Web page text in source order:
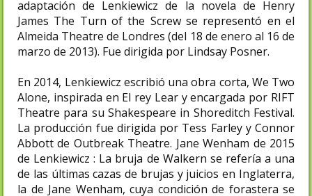
adaptación de Lenkiewicz de la novela de Henry
James The Turn of the Screw se representó en el
Almeida Theatre de Londres (del 18 de enero al 16 de
marzo de 2013). Fue dirigida por Lindsay Posner.
En 2014, Lenkiewicz escribió una obra corta, We Two
Alone, inspirada en El rey Lear y encargada por RIFT
Theatre para su Shakespeare in Shoreditch Festival.
La producción fue dirigida por Tess Farley y Connor
Abbott de Outbreak Theatre. Jane Wenham de 2015
de Lenkiewicz : La bruja de Walkern se refería a una
de las últimas cazas de brujas y juicios en Inglaterra,
la de Jane Wenham, cuya condición de forastera se